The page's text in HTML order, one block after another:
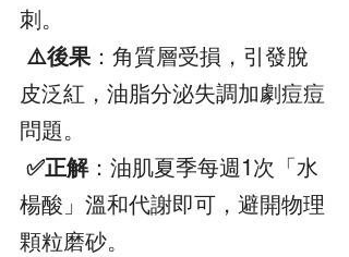
刺。
⚠️後果：角質層受損，引發脫
皮泛紅，油脂分泌失調加劇痘痘
問題。
✅正解：油肌夏季每週1次「水
楊酸」溫和代謝即可，避開物理
顆粒磨砂。